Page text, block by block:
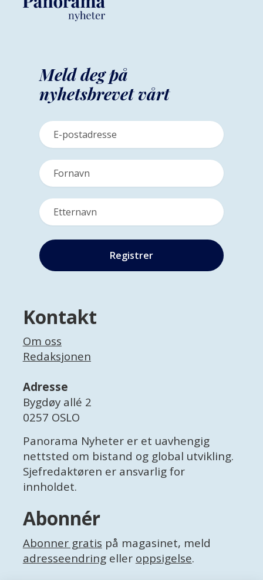
Meld deg på
nyhetsbrevet vårt
Kontakt
Om oss
Redaksjonen
Adresse
Bygdøy allé 2
0257 OSLO
Panorama Nyheter er et uavhengig
nettsted om bistand og global utvikling.
Sjefredaktøren er ansvarlig for
innholdet.
Abonnér
Abonner gratis på magasinet, meld
adresseendringeller oppsigelse.